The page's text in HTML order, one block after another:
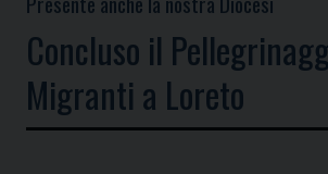
Concluso il
Migranti a Loreto